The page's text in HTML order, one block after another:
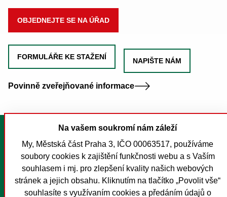
Na vašem soukromí nám záleží
My, Městská část Praha 3, IČO 00063517, používáme
soubory cookies k zajištění funkčnosti webu a s Vaším
souhlasem i mj. pro zlepšení kvality našich webových
stránek a jejich obsahu. Kliknutím na tlačítko „Povolit vše“
souhlasíte s využívaním cookies a předáním údajů o
OBJEDNEJTE SE NA ÚŘAD
FORMULÁŘE KE STAŽENÍ NAPIŠTE NÁM
Povinně zveřejňované informace
Tisk stránky
Mapa stránek
Prohlášení o přístupnosti
Nastavení cookies